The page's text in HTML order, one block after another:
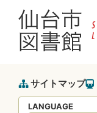
サイトマップ
LANGUAGE